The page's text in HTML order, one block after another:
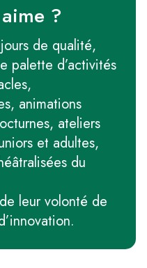
?
de qualité,
palette d’activités
animations
ateliers
et adultes,
du
leur volonté de